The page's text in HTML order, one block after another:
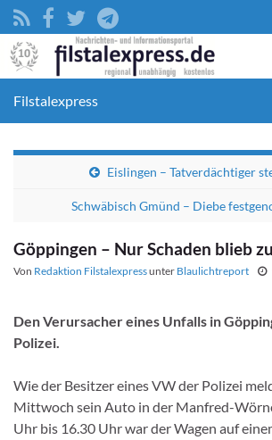
Filstalexpress
Eislingen – Tatverdächtiger
Schwäbisch Gmünd – Diebe
Göppingen – Nur Schaden blieb
Von Redaktion Filstalexpressunter Blaulichtreport
Den Verursacher eines Unfalls in
Polizei.
Wie der Besitzer eines VW der Polizei
Mittwoch sein Auto in der Manfred-
Uhr bis 16.30 Uhr war der Wagen auf